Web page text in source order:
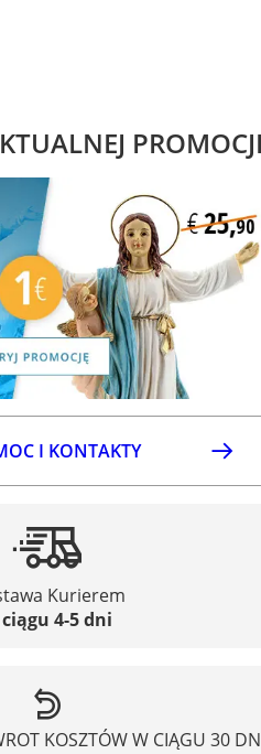
I KONTAKTY
Kurierem
4-5 dni
KOSZTÓW W CIĄGU 30